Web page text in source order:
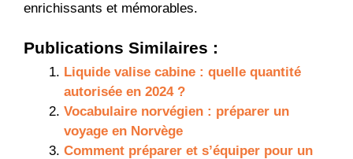
enrichissants et mémorables.
Publications Similaires :
Liquide valise cabine : quelle quantité
autorisée en 2024 ?
Vocabulaire norvégien : préparer un
voyage en Norvège
Comment préparer et s’équiper pour un